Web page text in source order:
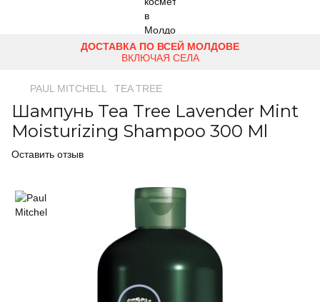
ДОСТАВКА ПО ВСЕЙ МОЛДОВЕ
ВКЛЮЧАЯ СЕЛА
PAUL MITCHELL TEA TREE
Шампунь Tea Tree Lavender Mint
Moisturizing Shampoo 300 Ml
Оставить отзыв